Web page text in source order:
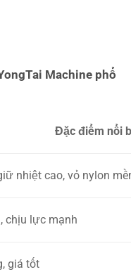
Machine phổ
Đặc điểm nổi
nhiệt cao, vỏ nylon
chịu lực mạnh
giá tốt